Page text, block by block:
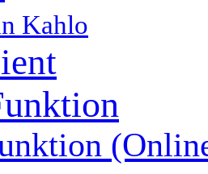
Kahlo